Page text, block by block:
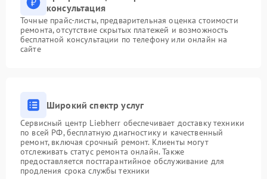
консультация
Точные прайс-листы, предварительная оценка стоимости
ремонта, отсутствие скрытых платежей и возможность
бесплатной консультации по телефону или онлайн на
сайте
Широкий спектр услуг
Сервисный центр Liebherr обеспечивает доставку техники
по всей РФ, бесплатную диагностику и качественный
ремонт, включая срочный ремонт. Клиенты могут
отслеживать статус ремонта онлайн. Также
предоставляется постгарантийное обслуживание для
продления срока службы техники